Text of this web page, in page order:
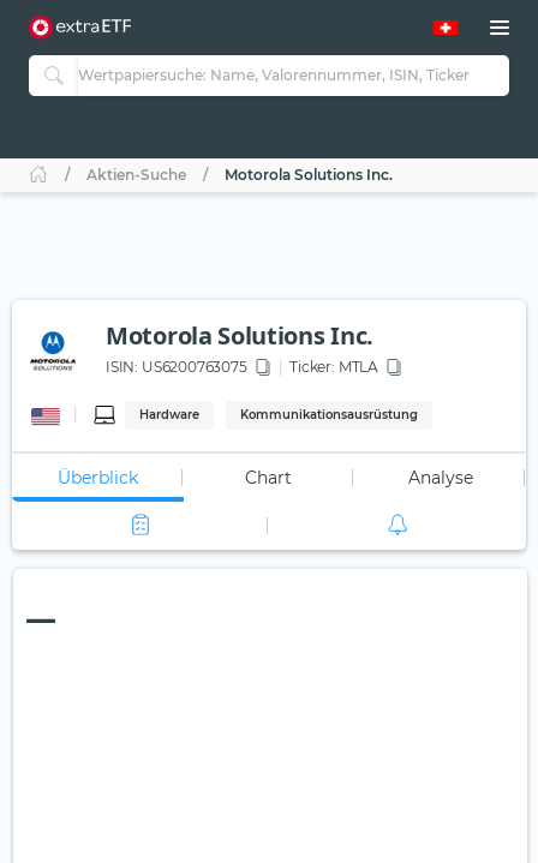
Aktien-Suche Motorola Solutions Inc.
Motorola Solutions Inc.
ISIN: US6200763075 Ticker: MTLA
Hardware Kommunikationsausrüstung
Überblick Chart Analyse
—